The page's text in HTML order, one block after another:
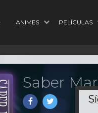
ANIMES PELÍCULAS
Saber